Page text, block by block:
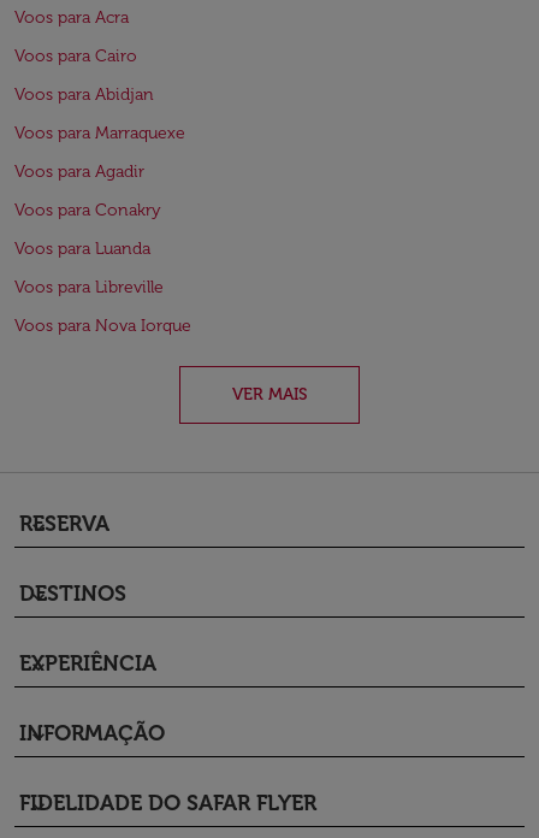
Voos para Acra
Voos para Cairo
Voos para Abidjan
Voos para Marraquexe
Voos para Agadir
Voos para Conakry
Voos para Luanda
Voos para Libreville
Voos para Nova Iorque
VER MAIS
RESERVA
keyboard_arrow_down
DESTINOS
keyboard_arrow_down
EXPERIÊNCIA
keyboard_arrow_down
INFORMAÇÃO
keyboard_arrow_down
FIDELIDADE DO SAFAR FLYER
keyboard_arrow_down